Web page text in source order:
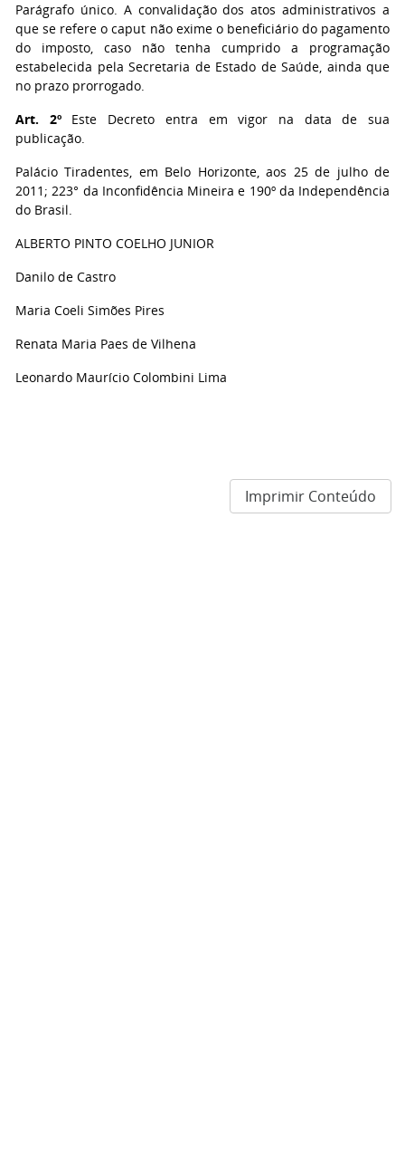
Parágrafo único. A convalidação dos atos administrativos a
que se refere o caput não exime o beneficiário do pagamento
do imposto, caso não tenha cumprido a programação
estabelecida pela Secretaria de Estado de Saúde, ainda que
no prazo prorrogado.
Art. 2ºEste Decreto entra em vigor na data de sua
publicação.
Palácio Tiradentes, em Belo Horizonte, aos 25 de julho de
2011; 223° da Inconfidência Mineira e 190º da Independência
do Brasil.
ALBERTO PINTO COELHO JUNIOR
Danilo de Castro
Maria Coeli Simões Pires
Renata Maria Paes de Vilhena
Leonardo Maurício Colombini Lima
Imprimir Conteúdo